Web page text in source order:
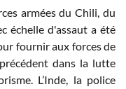
armées du Chili, du
échelle d'assaut a été
fournir aux forces de
dans la lutte
L’Inde, la police